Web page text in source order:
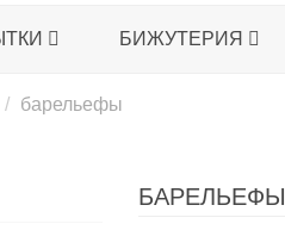
БИЖУТЕРИЯ
барельефы
БАРЕЛЬЕФЫ